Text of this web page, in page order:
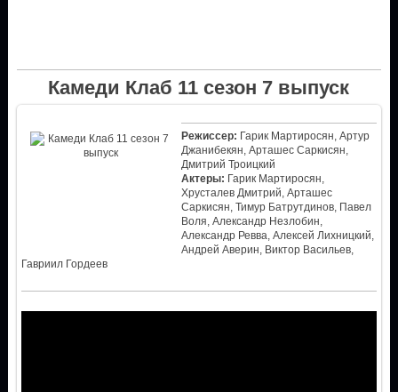
Камеди Клаб 11 сезон 7 выпуск
Режиссер: Гарик Мартиросян, Артур
Джанибекян, Арташес Саркисян,
Дмитрий Троицкий
Актеры: Гарик Мартиросян,
Хрусталев Дмитрий, Арташес
Саркисян, Тимур Батрутдинов, Павел
Воля, Александр Незлобин,
Александр Ревва, Алексей Лихницкий,
Андрей Аверин, Виктор Васильев,
Гавриил Гордеев